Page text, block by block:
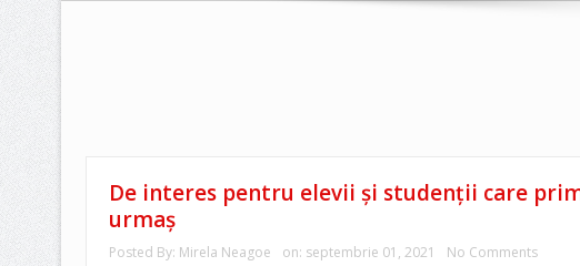
De interes pentru elevii şi studenţii care
urmaş
Posted By: Mirela Neagoe on: septembrie 01, 2021 No Comments